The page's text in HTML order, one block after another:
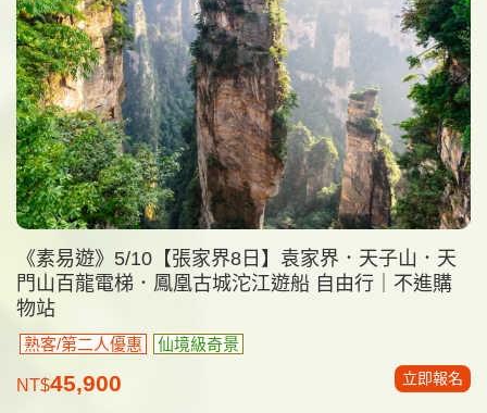
《素易遊》5/10【張家界8日】袁家界．天子山．天
門山百龍電梯．鳳凰古城沱江遊船 自由行｜不進購
物站
熟客/第二人優惠 仙境級奇景
NT$45,900 立即報名